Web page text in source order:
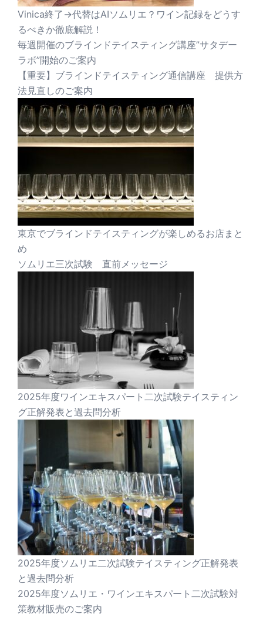
Vinica終了→代替はAIソムリエ？ワイン記録をどうす
るべきか徹底解説！
毎週開催のブラインドテイスティング講座”サタデー
ラボ”開始のご案内
【重要】ブラインドテイスティング通信講座 提供方
法見直しのご案内
東京でブラインドテイスティングが楽しめるお店まと
め
ソムリエ三次試験 直前メッセージ
2025年度ワインエキスパート二次試験テイスティン
グ正解発表と過去問分析
2025年度ソムリエ二次試験テイスティング正解発表
と過去問分析
2025年度ソムリエ・ワインエキスパート二次試験対
策教材販売のご案内